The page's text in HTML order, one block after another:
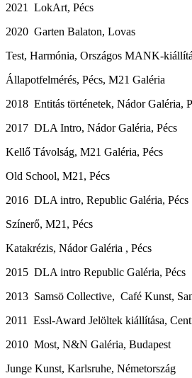
2021 LokArt, Pécs
2020 Garten Balaton, Lovas
Test, Harmónia, Országos MANK-
Állapotfelmérés, Pécs, M21 Galéria
2018 Entitás történetek, Nádor Galéria,
2017 DLA Intro, Nádor Galéria, Pécs
Kellő Távolság, M21 Galéria, Pécs
Old School, M21, Pécs
2016 DLA intro, Republic Galéria, Pécs
Színerő, M21, Pécs
Katakrézis, Nádor Galéria , Pécs
2015 DLA intro Republic Galéria, Pécs
2013 Samsö Collective, Café Kunst,
2011 Essl-Award Jelöltek kiállítása,
2010 Most, N&N Galéria, Budapest
Junge Kunst, Karlsruhe, Németország